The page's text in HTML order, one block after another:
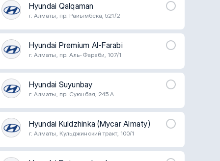
Hyundai Qalqaman
г. Алматы, пр. Райымбека, 521/2
Hyundai Premium Al-Farabi
г. Алматы, пр. Аль-Фараби, 107/1
Hyundai Suyunbay
г. Алматы, пр. Суюнбая, 245 A
Hyundai Kuldzhinka (Mycar Almaty)
г. Алматы, Кульджинский тракт, 100/1